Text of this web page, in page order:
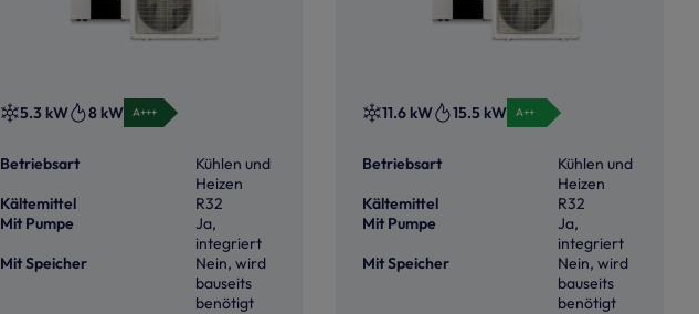
5.3 kW 8 kW A+++
Betriebsart
Kühlen und
Heizen
Kältemittel
R32
Mit Pumpe
Ja,
integriert
Mit Speicher
Nein, wird
bauseits
benötigt
11.6 kW 15.5 kW A++
Betriebsart
Kühlen und
Heizen
Kältemittel
R32
Mit Pumpe
Ja,
integriert
Mit Speicher
Nein, wird
bauseits
benötigt